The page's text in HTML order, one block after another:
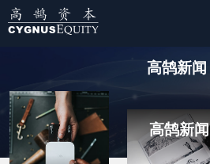
高鹄新闻
高鹄新闻